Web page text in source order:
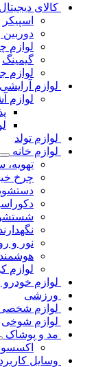
کالای دیجیتال
اسپیکر
دوربین
لوازم
گیمینگ
لوازم
لوازم
لوازم
لوازم تولد
لوازم خانه
چرخ
نور و
لوازم
لوازم
ورزشی
لوازم
لوازم شوخی
مد و پوشاک
وسایل